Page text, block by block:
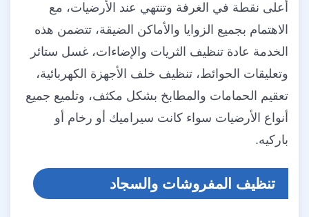
أعلى نقطة في الغرفة وتنتهي عند الأرضيات، مع
الاهتمام بجميع الزوايا والأماكن الضيقة، تتضمن هذه
الخدمة عادة تنظيف الثريات والإضاءات، غسل ستائر
وتعليقات الحوائط، تنظيف خلف الأجهزة الكهربائية،
تعقيم الحمامات والمطابخ بشكل مكثف، وتلميع جميع
أنواع الأرضيات سواء كانت سيراميك أو رخام أو
باركيه.
تنظيف المفروشات والسجاد